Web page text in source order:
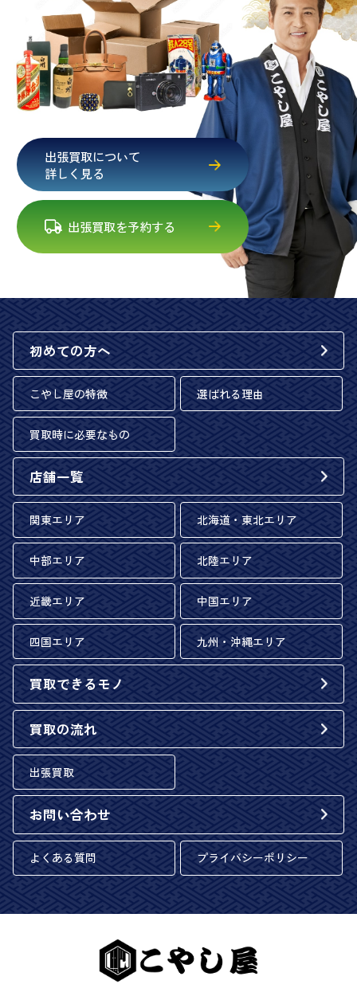
出張買取について
詳しく見る
出張買取を予約する
初めての方へ
こやし屋の特徴 選ばれる理由
買取時に必要なもの
店舗一覧
関東エリア 北海道・東北エリア
中部エリア 北陸エリア
近畿エリア 中国エリア
四国エリア 九州・沖縄エリア
買取できるモノ
買取の流れ
出張買取
お問い合わせ
よくある質問 プライバシーポリシー